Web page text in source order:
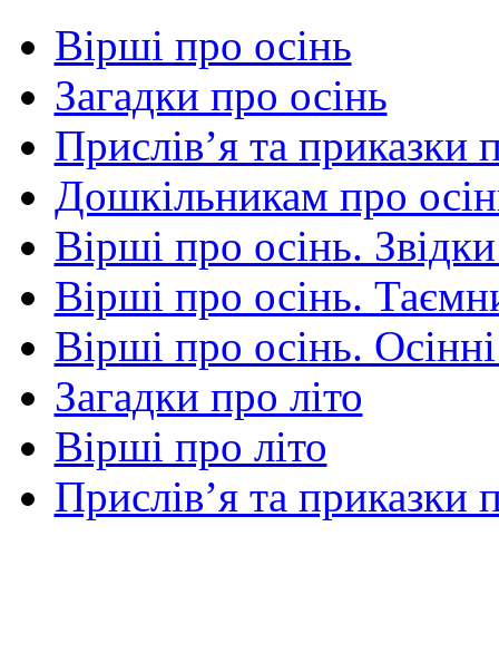
Вірші про осінь
Загадки про осінь
Прислів’я та приказки
Дошкільникам про
Вірші про осінь.
Вірші про осінь.
Вірші про осінь.
Загадки про літо
Вірші про літо
Прислів’я та приказки